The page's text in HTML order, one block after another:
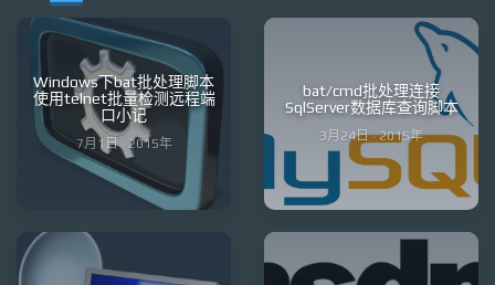
Windows下bat批处理脚本
使用telnet批量检测远程端
口小记
7月1日 · 2015年
bat/cmd批处理连接
SqlServer数据库查询脚本
3月24日 · 2015年